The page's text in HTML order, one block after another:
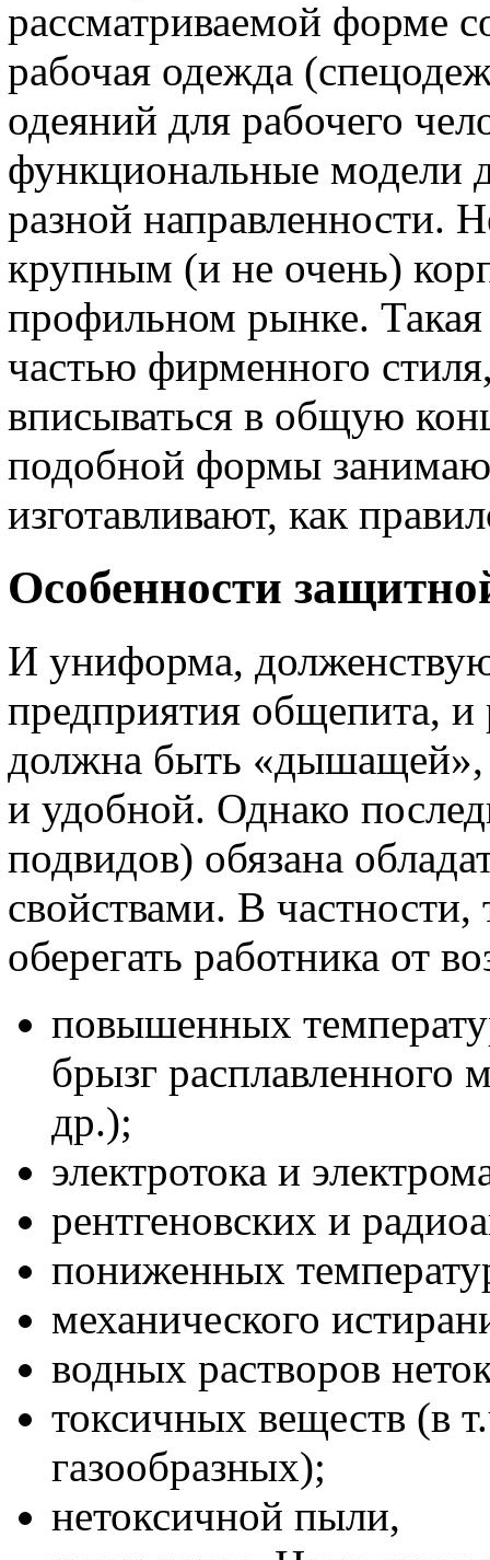
рассматриваемой форме
рабочая одежда
одеяний для рабочего
функциональные модели
разной направленности.
крупным (и не очень)
профильном рынке.
частью фирменного
вписываться в общую
подобной формы
изготавливают, как
Особенности
И униформа,
предприятия общепита, и
должна быть «дышащей»,
и удобной. Однако
подвидов) обязана
свойствами. В
оберегать работника от
повышенных
брызг расплавленного
др.);
электротока и
рентгеновских и
пониженных
механического
водных растворов
токсичных веществ (в
газообразных);
нетоксичной пыли,